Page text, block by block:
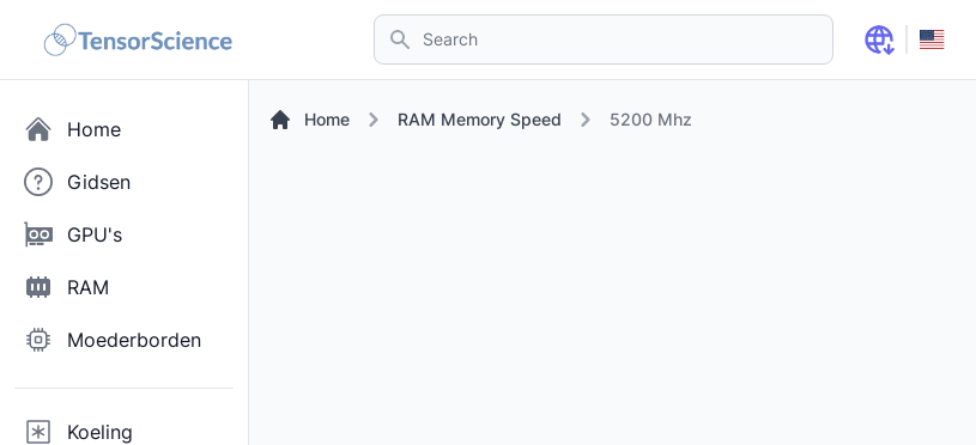
Search
Home
Gidsen
GPU's
RAM
Moederborden
Koeling
Home RAM Memory Speed 5200 Mhz